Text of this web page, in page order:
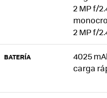
2 MP f/
2 MP f/
BATERÍA
4025
carga